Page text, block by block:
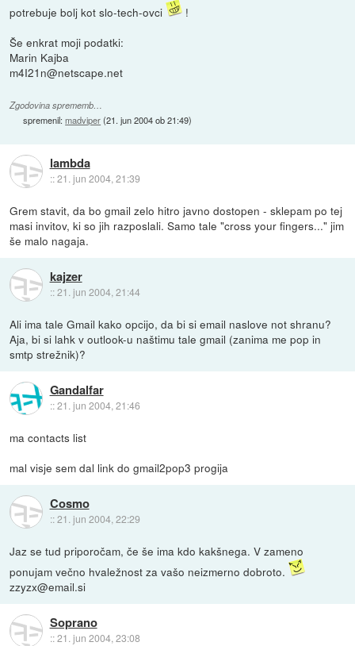
potrebuje bolj kot slo-tech-ovci
!
Še enkrat moji podatki:
Marin Kajba
m4I21n@netscape.net
Zgodovina sprememb…
spremenil:madviper(21. jun 2004 ob 21:49)
lambda
::21. jun 2004, 21:39
Grem stavit, da bo gmail zelo hitro javno dostopen - sklepam po tej
masi invitov, ki so jih razposlali. Samo tale "cross your fingers..." jim
še malo nagaja.
kajzer
::21. jun 2004, 21:44
Ali ima tale Gmail kako opcijo, da bi si email naslove not shranu?
Aja, bi si lahk v outlook-u naštimu tale gmail (zanima me pop in
smtp strežnik)?
Gandalfar
::21. jun 2004, 21:46
ma contacts list
mal visje sem dal link do gmail2pop3 progija
Cosmo
::21. jun 2004, 22:29
Jaz se tud priporočam, če še ima kdo kakšnega. V zameno
ponujam večno hvaležnost za vašo neizmerno dobroto.
zzyzx@email.si
Soprano
::21. jun 2004, 23:08